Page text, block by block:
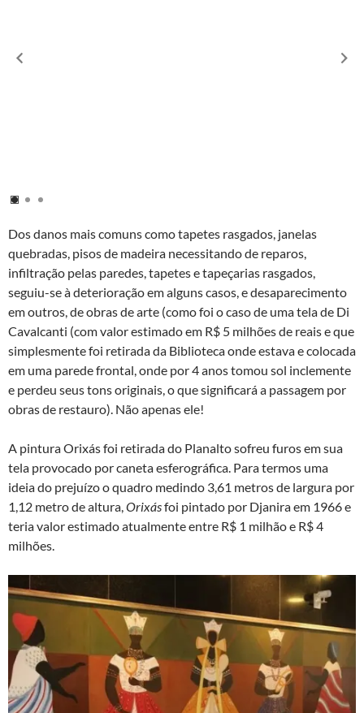
Dos danos mais comuns como tapetes rasgados, janelas
quebradas, pisos de madeira necessitando de reparos,
infiltração pelas paredes, tapetes e tapeçarias rasgados,
seguiu-se à deterioração em alguns casos, e desaparecimento
em outros, de obras de arte (como foi o caso de uma tela de Di
Cavalcanti (com valor estimado em R$ 5 milhões de reais e que
simplesmente foi retirada da Biblioteca onde estava e colocada
em uma parede frontal, onde por 4 anos tomou sol inclemente
e perdeu seus tons originais, o que significará a passagem por
obras de restauro). Não apenas ele!
A pintura Orixás foi retirada do Planalto sofreu furos em sua
tela provocado por caneta esferográfica. Para termos uma
ideia do prejuízo o quadro medindo 3,61 metros de largura por
1,12 metro de altura,Orixásfoi pintado por Djanira em 1966 e
teria valor estimado atualmente entre R$ 1 milhão e R$ 4
milhões.